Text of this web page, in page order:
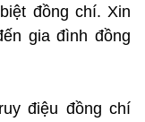
đồng chí. Xin
gia đình đồng
điệu đồng chí